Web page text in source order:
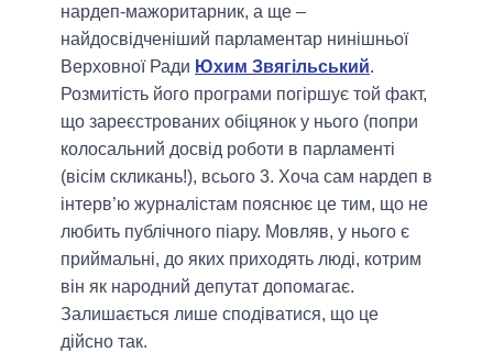
нардеп-мажоритарник, а ще –
найдосвідченіший парламентар нинішньої
Верховної Ради Юхим Звягільський.
Розмитість його програми погіршує той факт,
що зареєстрованих обіцянок у нього (попри
колосальний досвід роботи в парламенті
(вісім скликань!), всього 3. Хоча сам нардеп в
інтерв’ю журналістам пояснює це тим, що не
любить публічного піару. Мовляв, у нього є
приймальні, до яких приходять люді, котрим
він як народний депутат допомагає.
Залишається лише сподіватися, що це
дійсно так.